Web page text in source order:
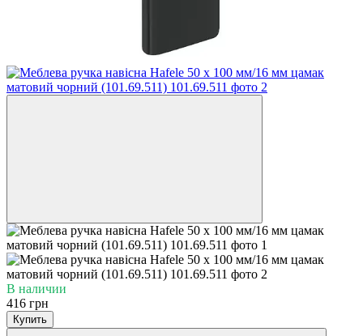
В наличии
416 грн
Купить